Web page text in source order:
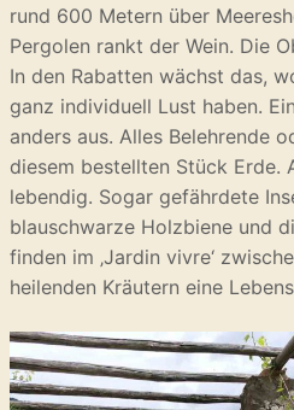
rund 600 Metern über
Pergolen rankt der Wein. Die
In den Rabatten wächst das,
ganz individuell Lust haben.
anders aus. Alles Belehrende
diesem bestellten Stück Erde.
lebendig. Sogar gefährdete
blauschwarze Holzbiene und
finden im ‚Jardin vivre‘
heilenden Kräutern eine